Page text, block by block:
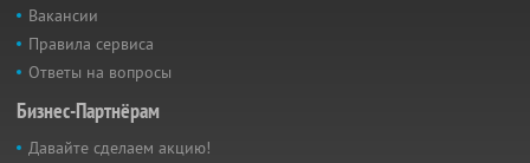
Вакансии
Правила сервиса
Ответы на вопросы
Бизнес-Партнёрам
Давайте сделаем акцию!